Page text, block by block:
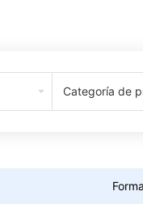
Categoría de